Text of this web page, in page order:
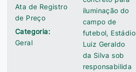
Ata de Registro
de Preço
Categoria:
Geral
iluminação do
campo de
futebol, Estádio
Luiz Geraldo
da Silva sob
responsabilida